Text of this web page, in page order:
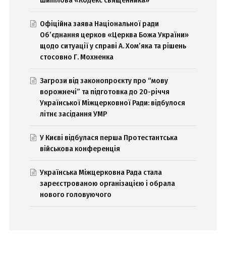
Офіційна заява Національної ради
Об’єднання церков «Церква Божа України»
щодо ситуації у справі А. Хом’яка та рішень
стосовно Г. Мохненка
Загрози від законопроєкту про “мову
ворожнечі” та підготовка до 20-річчя
Української Міжцерковної Ради: відбулося
літнє засідання УМР
У Києві відбулася перша Протестантська
військова конференція
Українська Міжцерковна Рада стала
зареєстрованою організацією і обрала
нового головуючого